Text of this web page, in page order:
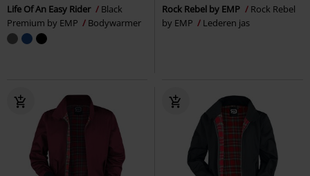
Life Of An Easy Rider
Black
Premium by EMP
Bodywarmer
Rock Rebel by EMP
Rock Rebel
by EMP
Lederen jas